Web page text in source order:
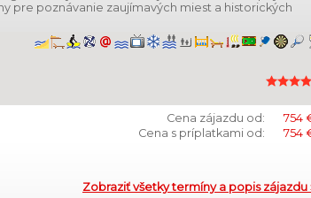
pre poznávanie zaujímavých miest a historických
Cena zájazdu od:
754
Cena s príplatkami od:
754
Zobraziť všetky termíny a popis zájazdu